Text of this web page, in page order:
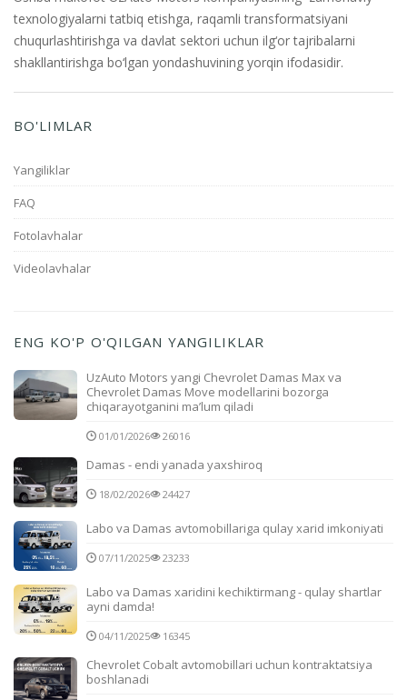
texnologiyalarni tatbiq etishga, raqamli transformatsiyani
chuqurlashtirishga va davlat sektori uchun ilg‘or tajribalarni
shakllantirishga bo‘lgan yondashuvining yorqin ifodasidir.
BO'LIMLAR
Yangiliklar
FAQ
Fotolavhalar
Videolavhalar
ENG KO'P O'QILGAN YANGILIKLAR
UzAuto Motors yangi Chevrolet Damas Max va
Chevrolet Damas Move modellarini bozorga
chiqarayotganini ma’lum qiladi
01/01/2026 26016
Damas - endi yanada yaxshiroq
18/02/2026 24427
Labo va Damas avtomobillariga qulay xarid imkoniyati
07/11/2025 23233
Labo va Damas xaridini kechiktirmang - qulay shartlar
ayni damda!
04/11/2025 16345
Chevrolet Cobalt avtomobillari uchun kontraktatsiya
boshlanadi